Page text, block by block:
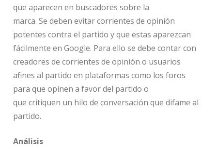
que aparecen en buscadores sobre la
marca. Se deben evitar corrientes de opinión
potentes contra el partido y que estas aparezcan
fácilmente en Google. Para ello se debe contar con
creadores de corrientes de opinión o usuarios
afines al partido en plataformas como los foros
para que opinen a favor del partido o
que critiquen un hilo de conversación que difame al
partido.
Análisis